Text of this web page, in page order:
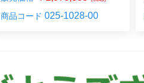
商品コード 025-1028-00